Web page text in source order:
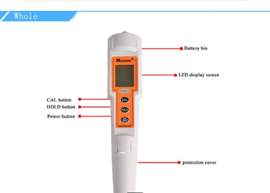
PRIVACY